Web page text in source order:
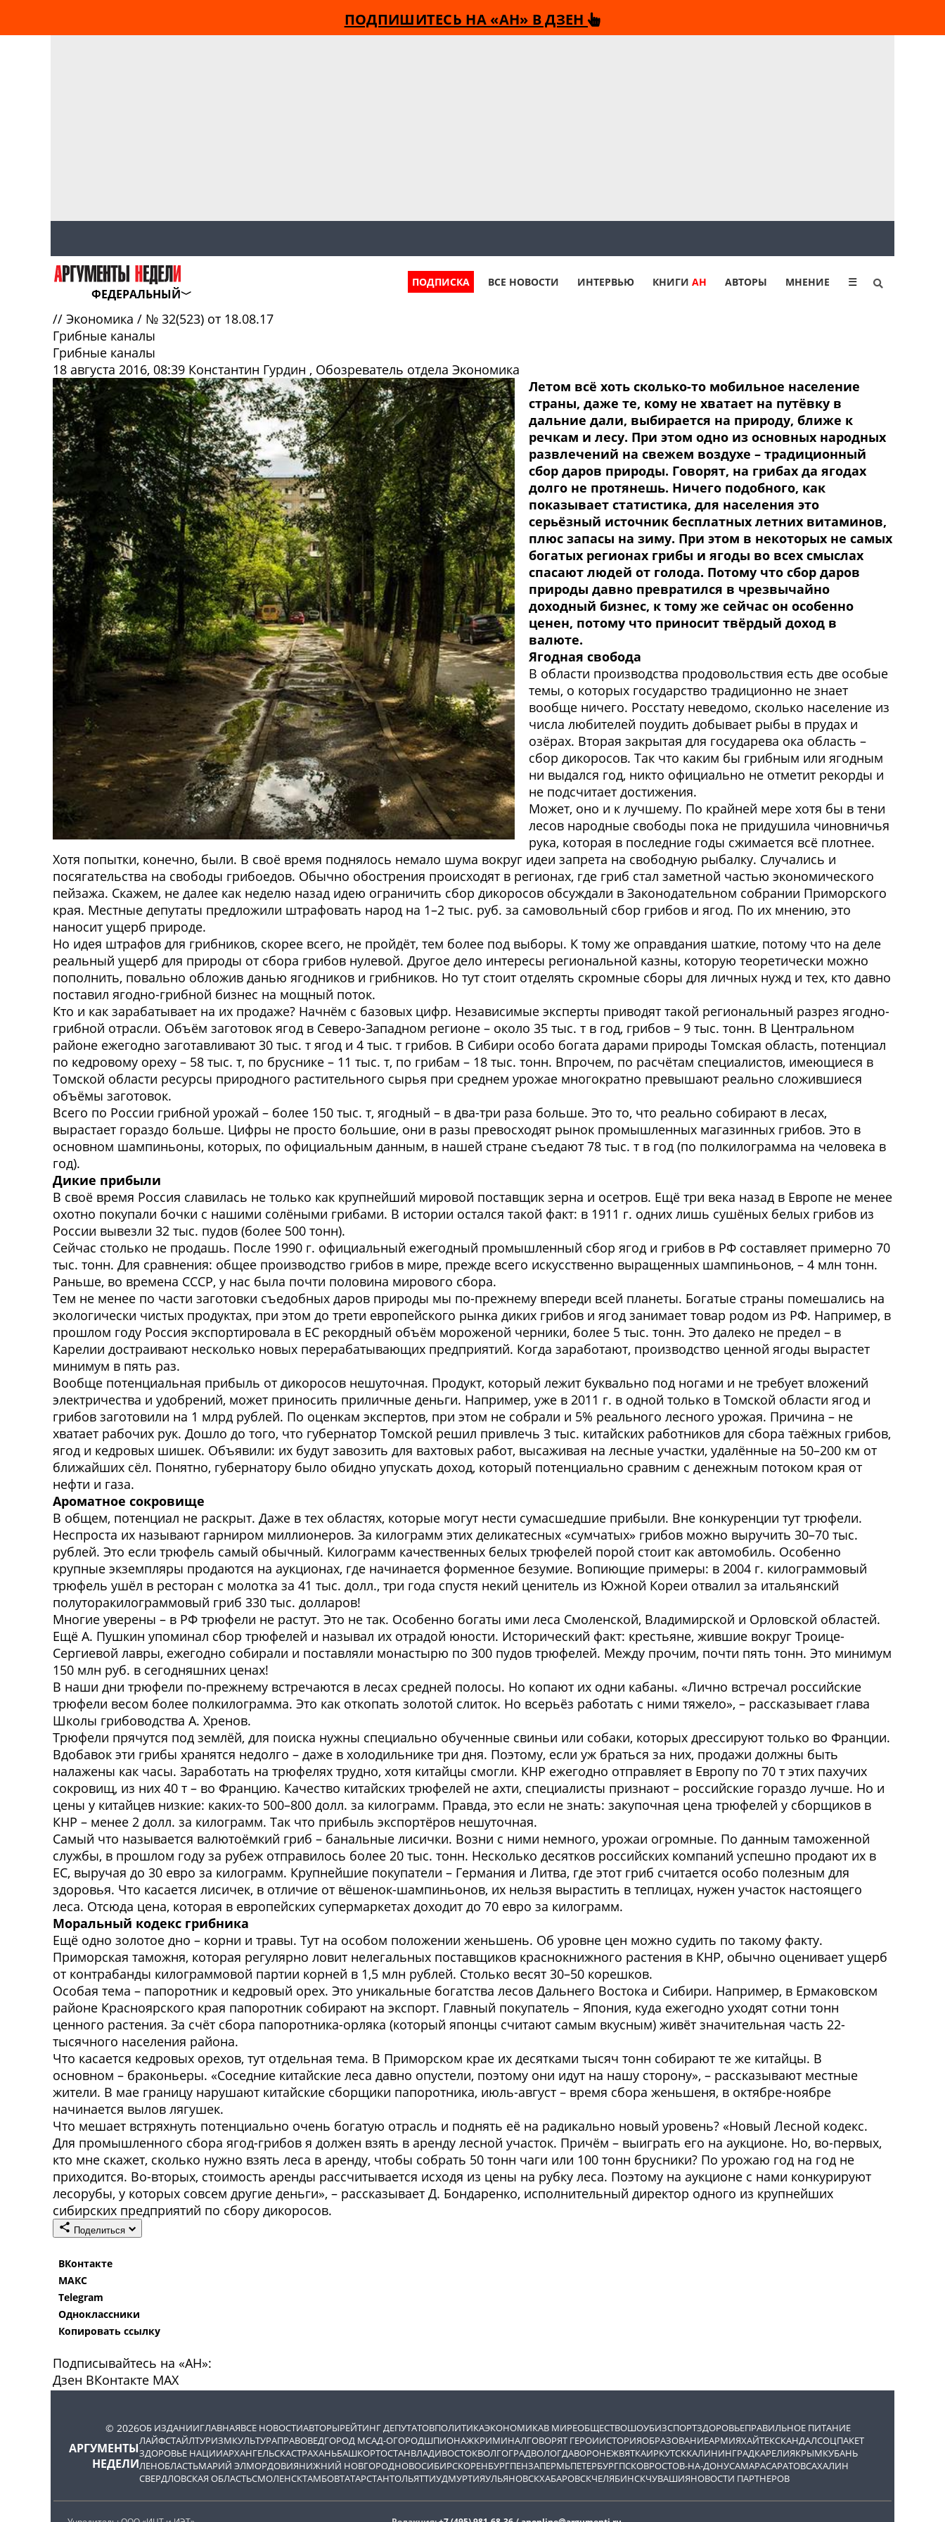
ПОДПИШИТЕСЬ НА «АН» В ДЗЕН
ФЕДЕРАЛЬНЫЙ
ПОДПИСКА ВСЕ НОВОСТИ ИНТЕРВЬЮ КНИГИ АН АВТОРЫ МНЕНИЕ ☰
// Экономика / № 32(523) от 18.08.17
Грибные каналы
Грибные каналы
18 августа 2016, 08:39 Константин Гурдин , Обозреватель отдела Экономика
Летом всё хоть сколько-то мобильное население
страны, даже те, кому не хватает на путёвку в
дальние дали, выбирается на природу, ближе к
речкам и лесу. При этом одно из основных народных
развлечений на свежем воздухе – традиционный
сбор даров природы. Говорят, на грибах да ягодах
долго не протянешь. Ничего подобного, как
показывает статистика, для населения это
серьёзный источник бесплатных летних витаминов,
плюс запасы на зиму. При этом в некоторых не самых
богатых регионах грибы и ягоды во всех смыслах
спасают людей от голода. Потому что сбор даров
природы давно превратился в чрезвычайно
доходный бизнес, к тому же сейчас он особенно
ценен, потому что приносит твёрдый доход в
валюте.
Ягодная свобода
В области производства продовольствия есть две особые
темы, о которых государство традиционно не знает
вообще ничего. Росстату неведомо, сколько население из
числа любителей поудить добывает рыбы в прудах и
озёрах. Вторая закрытая для государева ока область –
сбор дикоросов. Так что каким бы грибным или ягодным
ни выдался год, никто официально не отметит рекорды и
не подсчитает достижения.
Может, оно и к лучшему. По крайней мере хотя бы в тени
лесов народные свободы пока не придушила чиновничья
рука, которая в последние годы сжимается всё плотнее.
Хотя попытки, конечно, были. В своё время поднялось немало шума вокруг идеи запрета на свободную рыбалку. Случались и
посягательства на свободы грибоедов. Обычно обострения происходят в регионах, где гриб стал заметной частью экономического
пейзажа. Скажем, не далее как неделю назад идею ограничить сбор дикоросов обсуждали в Законодательном собрании Приморского
края. Местные депутаты предложили штрафовать народ на 1–2 тыс. руб. за самовольный сбор грибов и ягод. По их мнению, это
наносит ущерб природе.
Но идея штрафов для грибников, скорее всего, не пройдёт, тем более под выборы. К тому же оправдания шаткие, потому что на деле
реальный ущерб для природы от сбора грибов нулевой. Другое дело интересы региональной казны, которую теоретически можно
пополнить, повально обложив данью ягодников и грибников. Но тут стоит отделять скромные сборы для личных нужд и тех, кто давно
поставил ягодно-грибной бизнес на мощный поток.
Кто и как зарабатывает на их продаже? Начнём с базовых цифр. Независимые эксперты приводят такой региональный разрез ягодно-
грибной отрасли. Объём заготовок ягод в Северо-Западном регионе – около 35 тыс. т в год, грибов – 9 тыс. тонн. В Центральном
районе ежегодно заготавливают 30 тыс. т ягод и 4 тыс. т грибов. В Сибири особо богата дарами природы Томская область, потенциал
по кедровому ореху – 58 тыс. т, по бруснике – 11 тыс. т, по грибам – 18 тыс. тонн. Впрочем, по расчётам специалистов, имеющиеся в
Томской области ресурсы природного растительного сырья при среднем урожае многократно превышают реально сложившиеся
объёмы заготовок.
Всего по России грибной урожай – более 150 тыс. т, ягодный – в два-три раза больше. Это то, что реально собирают в лесах,
вырастает гораздо больше. Цифры не просто большие, они в разы превосходят рынок промышленных магазинных грибов. Это в
основном шампиньоны, которых, по официальным данным, в нашей стране съедают 78 тыс. т в год (по полкилограмма на человека в
год).
Дикие прибыли
В своё время Россия славилась не только как крупнейший мировой поставщик зерна и осетров. Ещё три века назад в Европе не менее
охотно покупали бочки с нашими солёными грибами. В истории остался такой факт: в 1911 г. одних лишь сушёных белых грибов из
России вывезли 32 тыс. пудов (более 500 тонн).
Сейчас столько не продашь. После 1990 г. официальный ежегодный промышленный сбор ягод и грибов в РФ составляет примерно 70
тыс. тонн. Для сравнения: общее производство грибов в мире, прежде всего искусственно выращенных шампиньонов, – 4 млн тонн.
Раньше, во времена СССР, у нас была почти половина мирового сбора.
Тем не менее по части заготовки съедобных даров природы мы по-прежнему впереди всей планеты. Богатые страны помешались на
экологически чистых продуктах, при этом до трети европейского рынка диких грибов и ягод занимает товар родом из РФ. Например, в
прошлом году Россия экспортировала в ЕС рекордный объём мороженой черники, более 5 тыс. тонн. Это далеко не предел – в
Карелии достраивают несколько новых перерабатывающих предприятий. Когда заработают, производство ценной ягоды вырастет
минимум в пять раз.
Вообще потенциальная прибыль от дикоросов нешуточная. Продукт, который лежит буквально под ногами и не требует вложений
электричества и удобрений, может приносить приличные деньги. Например, уже в 2011 г. в одной только в Томской области ягод и
грибов заготовили на 1 млрд рублей. По оценкам экспертов, при этом не собрали и 5% реального лесного урожая. Причина – не
хватает рабочих рук. Дошло до того, что губернатор Томской решил привлечь 3 тыс. китайских работников для сбора таёжных грибов,
ягод и кедровых шишек. Объявили: их будут завозить для вахтовых работ, высаживая на лесные участки, удалённые на 50–200 км от
ближайших сёл. Понятно, губернатору было обидно упускать доход, который потенциально сравним с денежным потоком края от
нефти и газа.
Ароматное сокровище
В общем, потенциал не раскрыт. Даже в тех областях, которые могут нести сумасшедшие прибыли. Вне конкуренции тут трюфели.
Неспроста их называют гарниром миллионеров. За килограмм этих деликатесных «сумчатых» грибов можно выручить 30–70 тыс.
рублей. Это если трюфель самый обычный. Килограмм качественных белых трюфелей порой стоит как автомобиль. Особенно
крупные экземпляры продаются на аукционах, где начинается форменное безумие. Вопиющие примеры: в 2004 г. килограммовый
трюфель ушёл в ресторан с молотка за 41 тыс. долл., три года спустя некий ценитель из Южной Кореи отвалил за итальянский
полуторакилограммовый гриб 330 тыс. долларов!
Многие уверены – в РФ трюфели не растут. Это не так. Особенно богаты ими леса Смоленской, Владимирской и Орловской областей.
Ещё А. Пушкин упоминал сбор трюфелей и называл их отрадой юности. Исторический факт: крестьяне, жившие вокруг Троице-
Сергиевой лавры, ежегодно собирали и поставляли монастырю по 300 пудов трюфелей. Между прочим, почти пять тонн. Это минимум
150 млн руб. в сегодняшних ценах!
В наши дни трюфели по-прежнему встречаются в лесах средней полосы. Но копают их одни кабаны. «Лично встречал российские
трюфели весом более полкилограмма. Это как откопать золотой слиток. Но всерьёз работать с ними тяжело», – рассказывает глава
Школы грибоводства А. Хренов.
Трюфели прячутся под землёй, для поиска нужны специально обученные свиньи или собаки, которых дрессируют только во Франции.
Вдобавок эти грибы хранятся недолго – даже в холодильнике три дня. Поэтому, если уж браться за них, продажи должны быть
налажены как часы. Заработать на трюфелях трудно, хотя китайцы смогли. КНР ежегодно отправляет в Европу по 70 т этих пахучих
сокровищ, из них 40 т – во Францию. Качество китайских трюфелей не ахти, специалисты признают – российские гораздо лучше. Но и
цены у китайцев низкие: каких-то 500–800 долл. за килограмм. Правда, это если не знать: закупочная цена трюфелей у сборщиков в
КНР – менее 2 долл. за килограмм. Так что прибыль экспортёров нешуточная.
Самый что называется валютоёмкий гриб – банальные лисички. Возни с ними немного, урожаи огромные. По данным таможенной
службы, в прошлом году за рубеж отправилось более 20 тыс. тонн. Несколько десятков российских компаний успешно продают их в
ЕС, выручая до 30 евро за килограмм. Крупнейшие покупатели – Германия и Литва, где этот гриб считается особо полезным для
здоровья. Что касается лисичек, в отличие от вёшенок-шампиньонов, их нельзя вырастить в теплицах, нужен участок настоящего
леса. Отсюда цена, которая в европейских супермаркетах доходит до 70 евро за килограмм.
Моральный кодекс грибника
Ещё одно золотое дно – корни и травы. Тут на особом положении женьшень. Об уровне цен можно судить по такому факту.
Приморская таможня, которая регулярно ловит нелегальных поставщиков краснокнижного растения в КНР, обычно оценивает ущерб
от контрабанды килограммовой партии корней в 1,5 млн рублей. Столько весят 30–50 корешков.
Особая тема – папоротник и кедровый орех. Это уникальные богатства лесов Дальнего Востока и Сибири. Например, в Ермаковском
районе Красноярского края папоротник собирают на экспорт. Главный покупатель – Япония, куда ежегодно уходят сотни тонн
ценного растения. За счёт сбора папоротника-орляка (который японцы считают самым вкусным) живёт значительная часть 22-
тысячного населения района.
Что касается кедровых орехов, тут отдельная тема. В Приморском крае их десятками тысяч тонн собирают те же китайцы. В
основном – браконьеры. «Соседние китайские леса давно опустели, поэтому они идут на нашу сторону», – рассказывают местные
жители. В мае границу нарушают китайские сборщики папоротника, июль-август – время сбора женьшеня, в октябре-ноябре
начинается вылов лягушек.
Что мешает встряхнуть потенциально очень богатую отрасль и поднять её на радикально новый уровень? «Новый Лесной кодекс.
Для промышленного сбора ягод-грибов я должен взять в аренду лесной участок. Причём – выиграть его на аукционе. Но, во-первых,
кто мне скажет, сколько нужно взять леса в аренду, чтобы собрать 50 тонн чаги или 100 тонн брусники? По урожаю год на год не
приходится. Во-вторых, стоимость аренды рассчитывается исходя из цены на рубку леса. Поэтому на аукционе с нами конкурируют
лесорубы, у которых совсем другие деньги», – рассказывает Д. Бондаренко, исполнительный директор одного из крупнейших
сибирских предприятий по сбору дикоросов.
Поделиться
ВКонтакте
МАКС
Telegram
Одноклассники
Копировать ссылку
Подписывайтесь на «АН»:
Дзен ВКонтакте МАХ
© 2026
АРГУМЕНТЫ
НЕДЕЛИ
ОБ ИЗДАНИИГЛАВНАЯВСЕ НОВОСТИАВТОРЫРЕЙТИНГ ДЕПУТАТОВПОЛИТИКАЭКОНОМИКАВ МИРЕОБЩЕСТВОШОУБИЗСПОРТЗДОРОВЬЕПРАВИЛЬНОЕ ПИТАНИЕ
ЛАЙФСТАЙЛТУРИЗМКУЛЬТУРАПРАВОВЕДГОРОД МСАД-ОГОРОДШПИОНАЖКРИМИНАЛГОВОРЯТ ГЕРОИИСТОРИЯОБРАЗОВАНИЕАРМИЯХАЙТЕКСКАНДАЛСОЦПАКЕТ
ЗДОРОВЬЕ НАЦИИАРХАНГЕЛЬСКАСТРАХАНЬБАШКОРТОСТАНВЛАДИВОСТОКВОЛГОГРАДВОЛОГДАВОРОНЕЖВЯТКАИРКУТСККАЛИНИНГРАДКАРЕЛИЯКРЫМКУБАНЬ
ЛЕНОБЛАСТЬМАРИЙ ЭЛМОРДОВИЯНИЖНИЙ НОВГОРОДНОВОСИБИРСКОРЕНБУРГПЕНЗАПЕРМЬПЕТЕРБУРГПСКОВРОСТОВ-НА-ДОНУСАМАРАСАРАТОВСАХАЛИН
СВЕРДЛОВСКАЯ ОБЛАСТЬСМОЛЕНСКТАМБОВТАТАРСТАНТОЛЬЯТТИУДМУРТИЯУЛЬЯНОВСКХАБАРОВСКЧЕЛЯБИНСКЧУВАШИЯНОВОСТИ ПАРТНЕРОВ